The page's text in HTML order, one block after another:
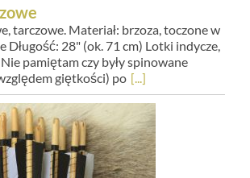
tarczowe. Materiał: brzoza, toczone w
Długość: 28" (ok. 71 cm) Lotki indycze,
pamiętam czy były spinowane
giętkości) po [...]